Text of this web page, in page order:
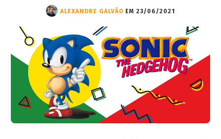
ALEXANDRE GALVÃO EM 23/06/2021